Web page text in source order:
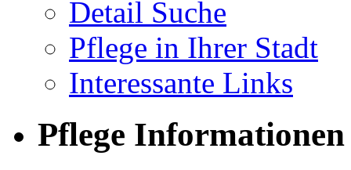
Detail Suche
Pflege in Ihrer Stadt
Interessante Links
Pflege Informationen